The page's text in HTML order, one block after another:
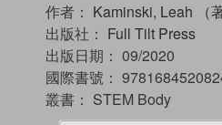
作者： Kaminski, Leah （著
出版社： Full Tilt Press
出版日期： 09/2020
國際書號：
叢書： STEM Body